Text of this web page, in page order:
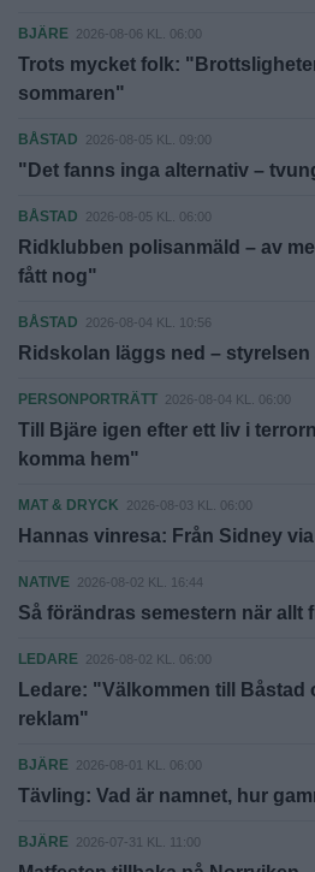
BJÄRE 2026-08-06 KL. 06:00
Trots mycket folk:
sommaren"
BÅSTAD 2026-08-05 KL. 09:00
"Det fanns inga alternativ –
BÅSTAD 2026-08-05 KL. 06:00
Ridklubben polisanmäld – av
fått nog"
BÅSTAD 2026-08-04 KL. 10:56
Ridskolan läggs ned –
PERSONPORTRÄTT 2026-08-04 KL. 06:00
Till Bjäre igen efter ett liv i
komma hem"
MAT & DRYCK 2026-08-03 KL. 06:00
Hannas vinresa: Från Sidney
NATIVE 2026-08-02 KL. 16:44
Så förändras semestern när allt
LEDARE 2026-08-02 KL. 06:00
Ledare: "Välkommen till Båstad
reklam"
BJÄRE 2026-08-01 KL. 06:00
Tävling: Vad är namnet, hur
BJÄRE 2026-07-31 KL. 11:00